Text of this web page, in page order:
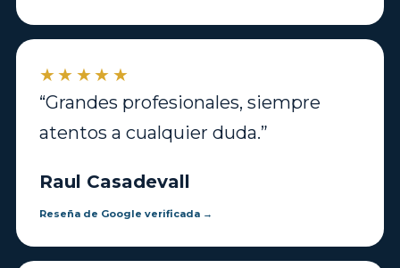
★★★★★
“Grandes profesionales, siempre
atentos a cualquier duda.”
Raul Casadevall
Reseña de Google verificada →